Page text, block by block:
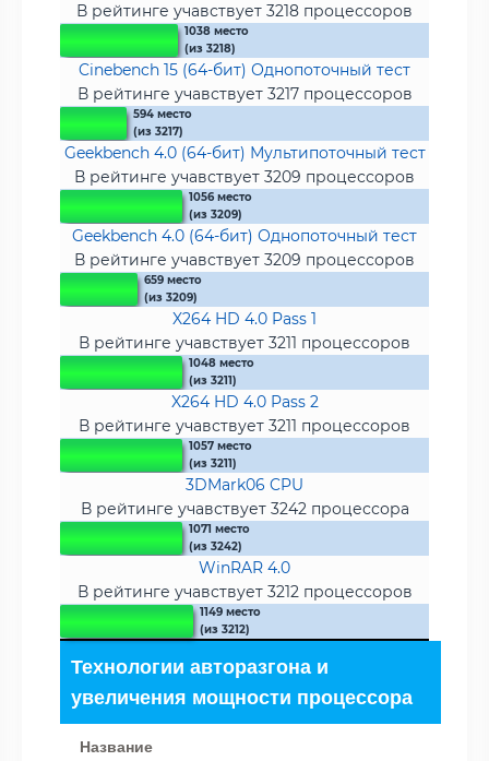
В рейтинге учавствует 3218 процессоров
1038 место
(из 3218)
Cinebench 15 (64-бит) Однопоточный тест
В рейтинге учавствует 3217 процессоров
594 место
(из 3217)
Geekbench 4.0 (64-бит) Мультипоточный тест
В рейтинге учавствует 3209 процессоров
1056 место
(из 3209)
Geekbench 4.0 (64-бит) Однопоточный тест
В рейтинге учавствует 3209 процессоров
659 место
(из 3209)
X264 HD 4.0 Pass 1
В рейтинге учавствует 3211 процессоров
1048 место
(из 3211)
X264 HD 4.0 Pass 2
В рейтинге учавствует 3211 процессоров
1057 место
(из 3211)
3DMark06 CPU
В рейтинге учавствует 3242 процессора
1071 место
(из 3242)
WinRAR 4.0
В рейтинге учавствует 3212 процессоров
1149 место
(из 3212)
Технологии авторазгона и
увеличения мощности процессора
Название